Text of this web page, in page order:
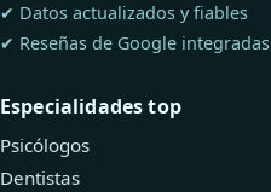
✔ Datos actualizados y fiables
✔ Reseñas de Google integradas
Especialidades top
Psicólogos
Dentistas